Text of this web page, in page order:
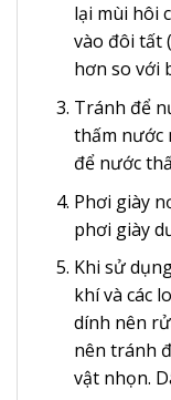
lại mùi hôi
vào đôi tất
hơn so với
Tránh để
thấm nước
để nước
Phơi giày
phơi giày
Khi sử
khí và các
dính nên
nên tránh
vật nhọn.